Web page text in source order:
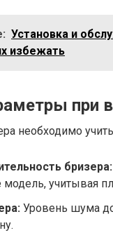
Установка и
избежать
при
необходимо
бризера:
модель, учитывая
Уровень шума